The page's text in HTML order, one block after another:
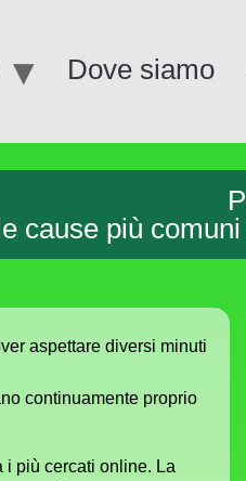
Dove siamo
cause più
aspettare diversi minuti
continuamente proprio
i più cercati online. La